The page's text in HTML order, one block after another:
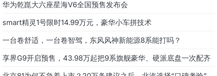
华为乾崑大六座星海V6全国预售发布会
smart精灵1号限时14.99万元，豪华小车拼技术
一台卷舒适，一台卷智驾，东风风神新能源8系能打吗？
享界G9开启预售，43.98万起把9系旗舰豪华、硬派底盘一次配齐